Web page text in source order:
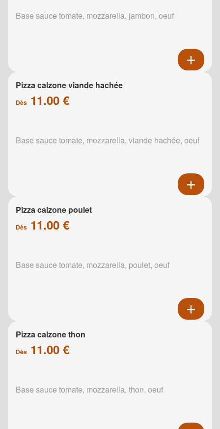
Base sauce tomate, mozzarella, jambon, oeuf
Pizza calzone viande hachée
Dès 11.00 €
Base sauce tomate, mozzarella, viande hachée, oeuf
Pizza calzone poulet
Dès 11.00 €
Base sauce tomate, mozzarella, poulet, oeuf
Pizza calzone thon
Dès 11.00 €
Base sauce tomate, mozzarella, thon, oeuf